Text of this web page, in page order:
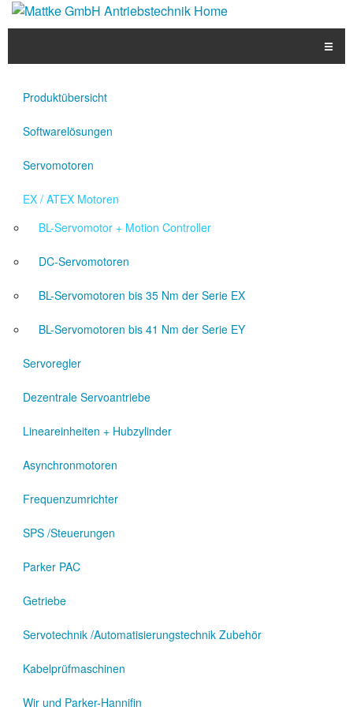
☰
Kontakt
Produktübersicht
Softwarelösungen
Servomotoren
EX / ATEX Motoren
BL-Servomotor + Motion Controller
DC-Servomotoren
BL-Servomotoren bis 35 Nm der Serie EX
BL-Servomotoren bis 41 Nm der Serie EY
Servoregler
Dezentrale Servoantriebe
Lineareinheiten + Hubzylinder
Asynchronmotoren
Frequenzumrichter
SPS /Steuerungen
Parker PAC
Getriebe
Servotechnik /Automatisierungstechnik Zubehör
Kabelprüfmaschinen
Wir und Parker-Hannifin